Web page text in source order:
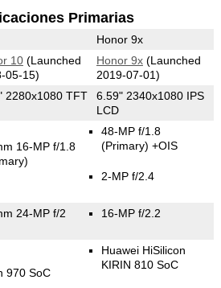
Primarias
Honor 9x
10(Launched
05-15)
Honor 9x(Launched
2019-07-01)
2280x1080 TFT
6.59" 2340x1080 IPS
LCD
16-MP f/1.8
48-MP f/1.8
(Primary) +OIS
2-MP f/2.4
24-MP f/2 16-MP f/2.2
970 SoC
Huawei HiSilicon
KIRIN 810 SoC